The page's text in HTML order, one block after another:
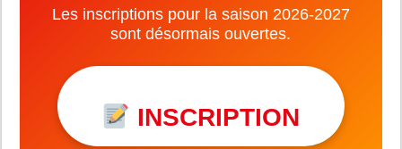
Les inscriptions pour la saison 2026-2027
sont désormais ouvertes.
INSCRIPTION